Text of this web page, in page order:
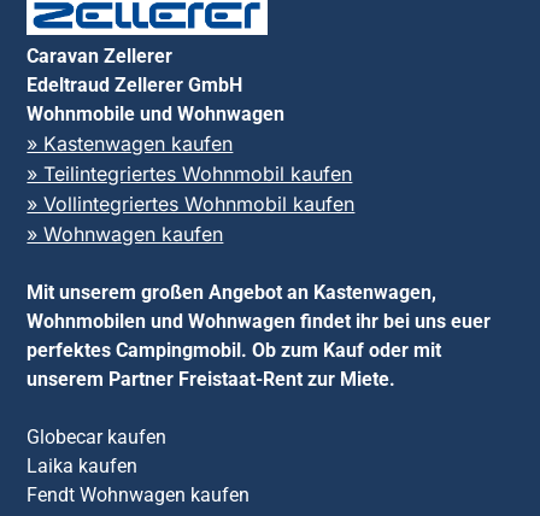
Caravan Zellerer
Edeltraud Zellerer GmbH
Wohnmobile und Wohnwagen
» Kastenwagen kaufen
» Teilintegriertes Wohnmobil kaufen
» Vollintegriertes Wohnmobil kaufen
» Wohnwagen kaufen
Mit unserem großen Angebot an Kastenwagen,
Wohnmobilen und Wohnwagen findet ihr bei uns euer
perfektes Campingmobil. Ob zum Kauf oder mit
unserem Partner Freistaat-Rent zur Miete.
Globecar kaufen
Laika kaufen
Fendt Wohnwagen kaufen